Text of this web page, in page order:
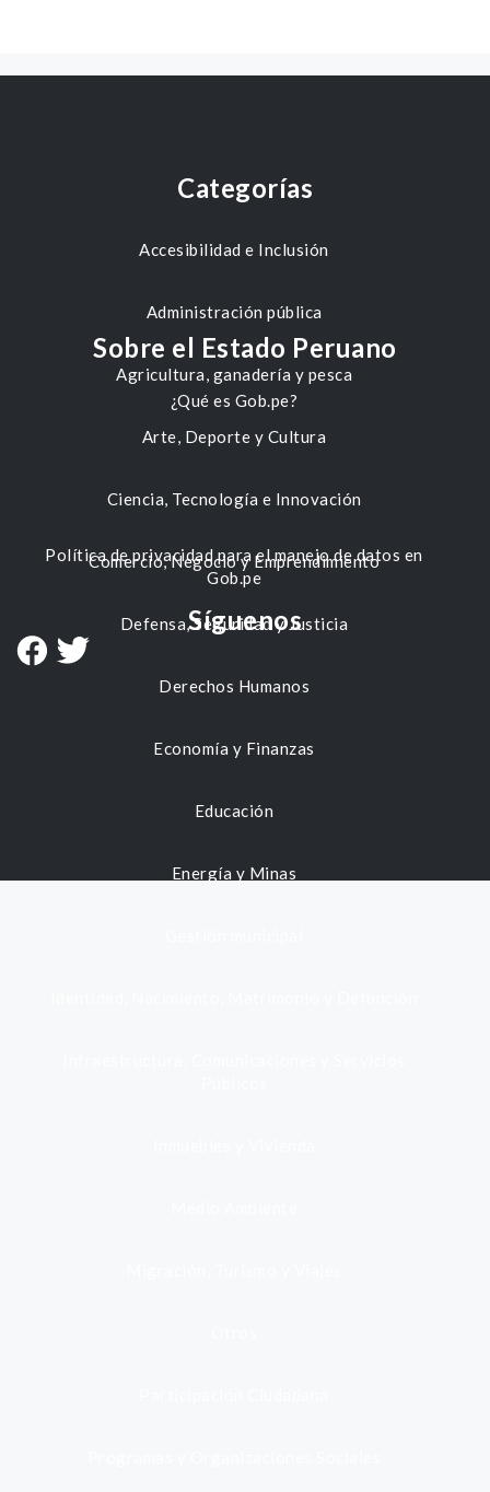
Categorías
Accesibilidad e Inclusión
Administración pública
Agricultura, ganadería y pesca
Arte, Deporte y Cultura
Ciencia, Tecnología e Innovación
Comercio, Negocio y Emprendimiento
Defensa, Seguridad y Justicia
Derechos Humanos
Economía y Finanzas
Educación
Energía y Minas
Sobre el Estado Peruano
¿Qué es Gob.pe?
Política de privacidad para el manejo de datos en
Gob.pe
Síguenos